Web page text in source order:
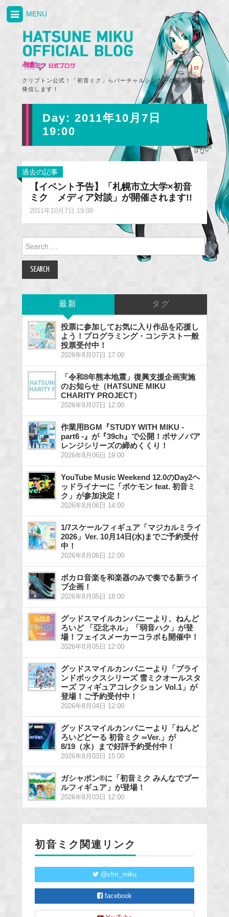
クリプトン公式！「初音ミク」らバーチャルシンガーの最新情報を
発信します！
MENU
Day: 2011年10月7日
19:00
過去の記事
【イベント予告】「札幌市立大学×初音
ミク メディア対談」が開催されます!!
2011年10月7日 19:00
Search
for:
最新 タグ
投票に参加してお気に入り作品を応援し
よう！プログラミング・コンテスト一般
投票受付中！
2026年8月07日 17:00
「令和8年熊本地震」復興支援企画実施
のお知らせ（HATSUNE MIKU
CHARITY PROJECT）
2026年8月07日 12:00
作業用BGM『STUDY WITH MIKU -
part6 -』が『39ch』で公開！ボサノバア
レンジシリーズの締めくくり！
2026年8月06日 19:00
YouTube Music Weekend 12.0のDay2ヘ
ッドライナーに「ポケモン feat. 初音ミ
ク」が参加決定！
2026年8月06日 14:00
1/7スケールフィギュア「マジカルミライ
2026」Ver. 10月14日(水)までご予約受付
中！
2026年8月06日 12:00
ボカロ音楽を和楽器のみで奏でる新ライ
ブ企画！
2026年8月05日 18:00
グッドスマイルカンパニーより、ねんど
ろいど 「亞北ネル」「弱音ハク」が登
場！フェイスメーカーコラボも開催中！
2026年8月05日 12:00
グッドスマイルカンパニーより「ブライ
ンドボックスシリーズ 雪ミクオールスタ
ーズ フィギュアコレクション Vol.1」が
登場！ご予約受付中！
2026年8月04日 12:00
グッドスマイルカンパニーより「ねんど
ろいどどーる 初音ミク ∞Ver.」が
8/19（水）まで好評予約受付中！
2026年8月03日 15:00
ガシャポン®に「初音ミク みんなでプー
ルフィギュア」が登場！
2026年8月03日 12:00
初音ミク関連リンク
@cfm_miku
facebook